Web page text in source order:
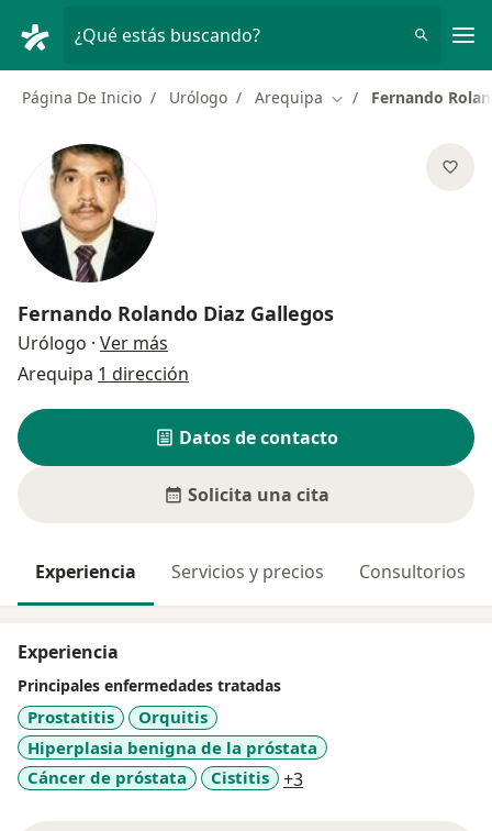
¿Qué estás buscando?
Página De Inicio Urólogo Arequipa Cambiar de ciudad
Fernando
Fernando Rolando Diaz Gallegos
Urólogo · Ver más
Arequipa 1 dirección
Datos de contacto
Solicita una cita
Experiencia Servicios y precios Consultorios
Experiencia
Principales enfermedades tratadas
Prostatitis
Orquitis
Hiperplasia benigna de la próstata
Cáncer de próstata
Cistitis +3